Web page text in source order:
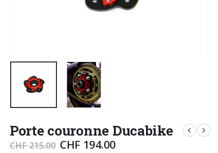
Porte couronne Ducabike
CHF215.00 CHF 194.00